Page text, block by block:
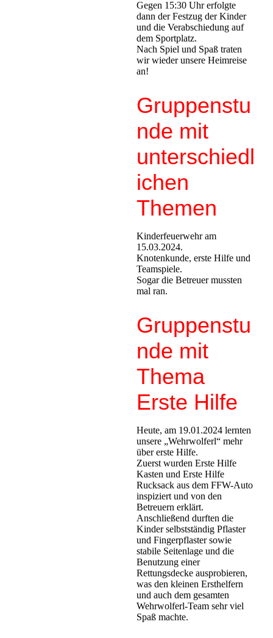
Gegen 15:30 Uhr erfolgte
dann der Festzug der Kinder
und die Verabschiedung auf
dem Sportplatz.
Nach Spiel und Spaß traten
wir wieder unsere Heimreise
an!
Gruppenstu
nde mit
unterschiedl
ichen
Themen
Kinderfeuerwehr am
15.03.2024.
Knotenkunde, erste Hilfe und
Teamspiele.
Sogar die Betreuer mussten
mal ran.
Gruppenstu
nde mit
Thema
Erste Hilfe
Heute, am 19.01.2024 lernten
unsere „Wehrwolferl“ mehr
über erste Hilfe.
Zuerst wurden Erste Hilfe
Kasten und Erste Hilfe
Rucksack aus dem FFW-Auto
inspiziert und von den
Betreuern erklärt.
Anschließend durften die
Kinder selbstständig Pflaster
und Fingerpflaster sowie
stabile Seitenlage und die
Benutzung einer
Rettungsdecke ausprobieren,
was den kleinen Ersthelfern
und auch dem gesamten
Wehrwolferl-Team sehr viel
Spaß machte.